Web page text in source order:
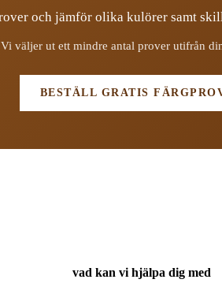
och jämför olika kulörer samt
Vi väljer ut ett mindre antal prover utifrån
BESTÄLL GRATIS
vad kan vi hjälpa dig med